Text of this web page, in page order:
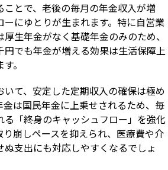
とで、老後の毎月の年金収入が増
ーにゆとりが生まれます。特に自営業
生年金がなく基礎年金のみのため、
円でも年金が増える効果は生活保障上
。
て、安定した定期収入の確保は極め
金は国民年金に上乗せされるため、毎
る「終身のキャッシュフロー」を強化
り崩しペースを抑えられ、医療費や介
支出にも対応しやすくなるでしょ